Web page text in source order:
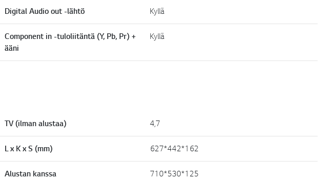
Digital Audio out -lähtö Kyllä
Component in -tuloliitäntä (Y, Pb, Pr) +
ääni
Kyllä
TV (ilman alustaa) 4,7
L x K x S (mm) 627*442*162
Alustan kanssa 710*530*125